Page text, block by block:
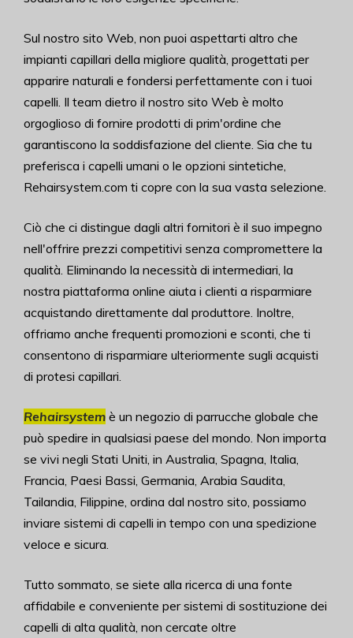
Sul nostro sito Web, non puoi aspettarti altro che
impianti capillari della migliore qualità, progettati per
apparire naturali e fondersi perfettamente con i tuoi
capelli. Il team dietro il nostro sito Web è molto
orgoglioso di fornire prodotti di prim'ordine che
garantiscono la soddisfazione del cliente. Sia che tu
preferisca i capelli umani o le opzioni sintetiche,
Rehairsystem.com ti copre con la sua vasta selezione.
Ciò che ci distingue dagli altri fornitori è il suo impegno
nell'offrire prezzi competitivi senza compromettere la
qualità. Eliminando la necessità di intermediari, la
nostra piattaforma online aiuta i clienti a risparmiare
acquistando direttamente dal produttore. Inoltre,
offriamo anche frequenti promozioni e sconti, che ti
consentono di risparmiare ulteriormente sugli acquisti
di protesi capillari.
Rehairsystem è un negozio di parrucche globale che
può spedire in qualsiasi paese del mondo. Non importa
se vivi negli Stati Uniti, in Australia, Spagna, Italia,
Francia, Paesi Bassi, Germania, Arabia Saudita,
Tailandia, Filippine, ordina dal nostro sito, possiamo
inviare sistemi di capelli in tempo con una spedizione
veloce e sicura.
Tutto sommato, se siete alla ricerca di una fonte
affidabile e conveniente per sistemi di sostituzione dei
capelli di alta qualità, non cercate oltre